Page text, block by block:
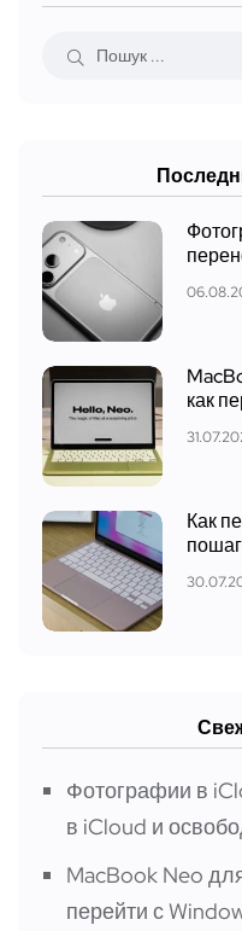
как
Как
Фотографии в
в iCloud и
MacBook Neo
перейти с